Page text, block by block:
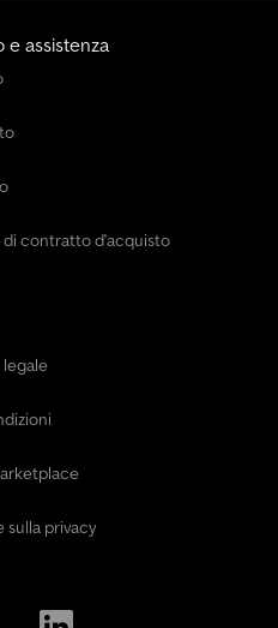
e assistenza
di contratto d'acquisto
sulla privacy